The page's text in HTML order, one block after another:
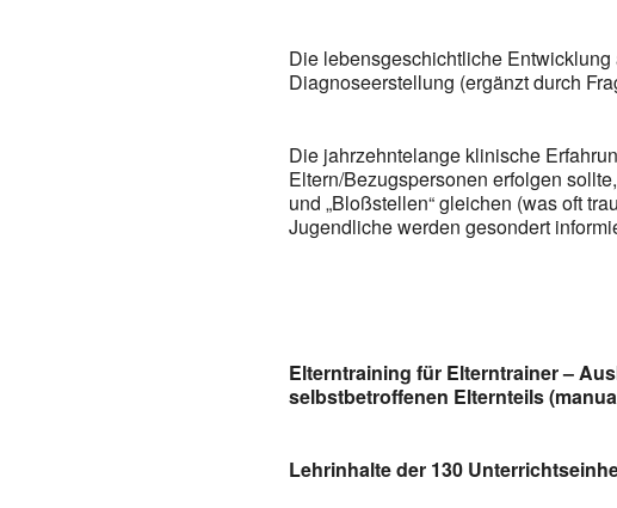
Die lebensgeschichtliche
Diagnoseerstellung (ergänzt durch
Die jahrzehntelange klinische
Eltern/Bezugspersonen erfolgen
und „Bloßstellen“ gleichen (was oft
Jugendliche werden gesondert
Elterntraining für Elterntrainer –
selbstbetroffenen Elternteils
Lehrinhalte der 130